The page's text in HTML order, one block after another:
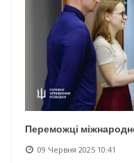
Переможці
09 Червня 2025 10:41